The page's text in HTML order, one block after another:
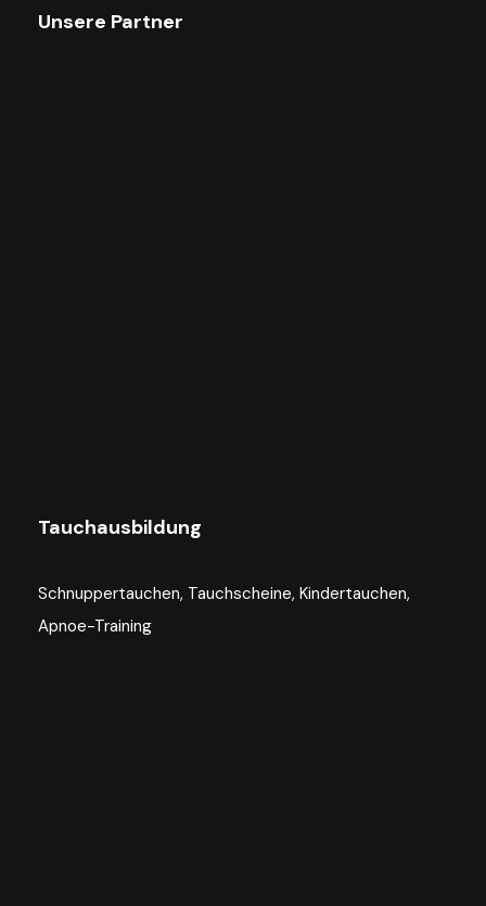
Unsere Partner
Tauchausbildung
Schnuppertauchen, Tauchscheine, Kindertauchen,
Apnoe-Training